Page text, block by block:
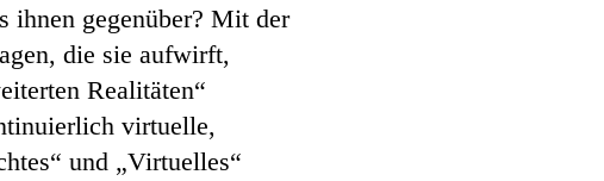
ihnen gegenüber? Mit der
die sie aufwirft,
Realitäten“
virtuelle,
und „Virtuelles“